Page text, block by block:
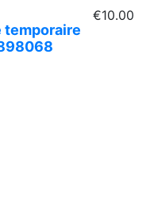
temporaire
€10.00